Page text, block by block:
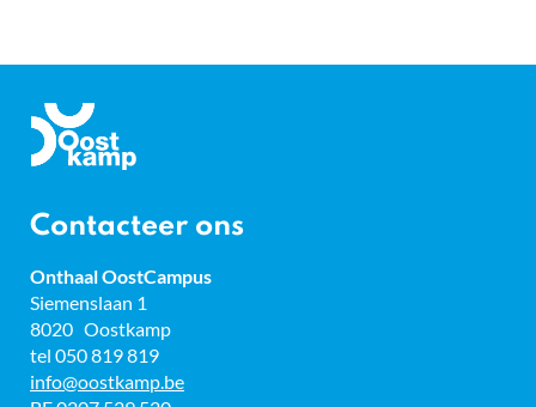
Gemeente
Oostkamp
Contacteer ons
Onthaal OostCampus
Adres
Siemenslaan 1
8020 Oostkamp
tel 050 819 819
E-
info@oostkamp.be